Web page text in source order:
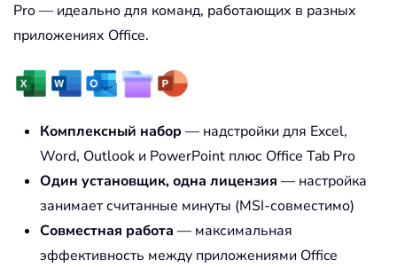
Pro — идеально для команд, работающих в разных
приложениях Office.
Комплексный набор — надстройки для Excel,
Word, Outlook и PowerPoint плюс Office Tab Pro
Один установщик, одна лицензия — настройка
занимает считанные минуты (MSI-совместимо)
Совместная работа — максимальная
эффективность между приложениями Office